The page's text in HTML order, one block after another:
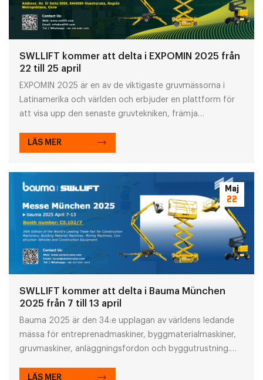
effektiva arbetslösningar för metallindustrin.
SWLLIFT kommer att delta i EXPOMIN 2025 från
22 till 25 april
EXPOMIN 2025 är en av de viktigaste gruvmässorna i
Latinamerika och världen och erbjuder en plattform för
att visa upp den senaste gruvtekniken, främja
ledande kinesisk krantillverkare kommer SWLLIFT att
2025. Mässan kommer att hållas i Santiago, Chile från 22
till 25 april.
LÄS MER
Maj
22
SWLLIFT kommer att delta i Bauma München
2025 från 7 till 13 april
Bauma 2025 är den 34:e upplagan av världens ledande
mässa för entreprenadmaskiner, byggmaterialmaskiner,
gruvmaskiner, anläggningsfordon och byggutrustning.
2025.
LÄS MER